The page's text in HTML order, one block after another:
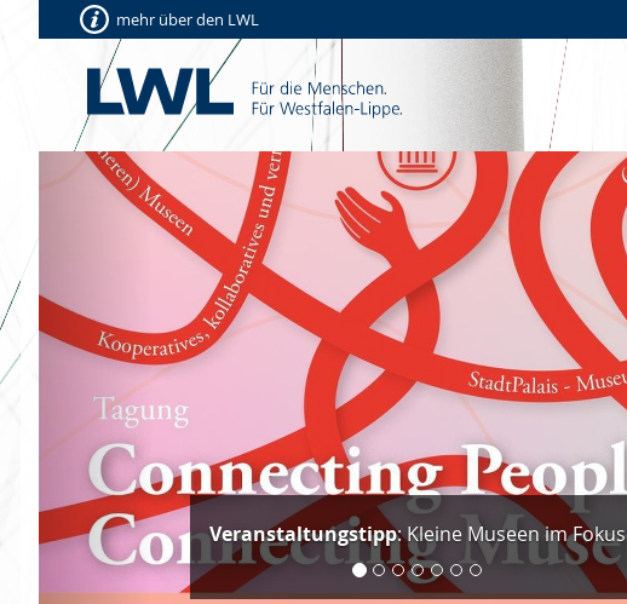
mehr über den LWL
Veranstaltungstipp: Kleine Museen im Fokus
Vorherige